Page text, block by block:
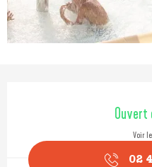
Ouverture etOuvert
Voir
02